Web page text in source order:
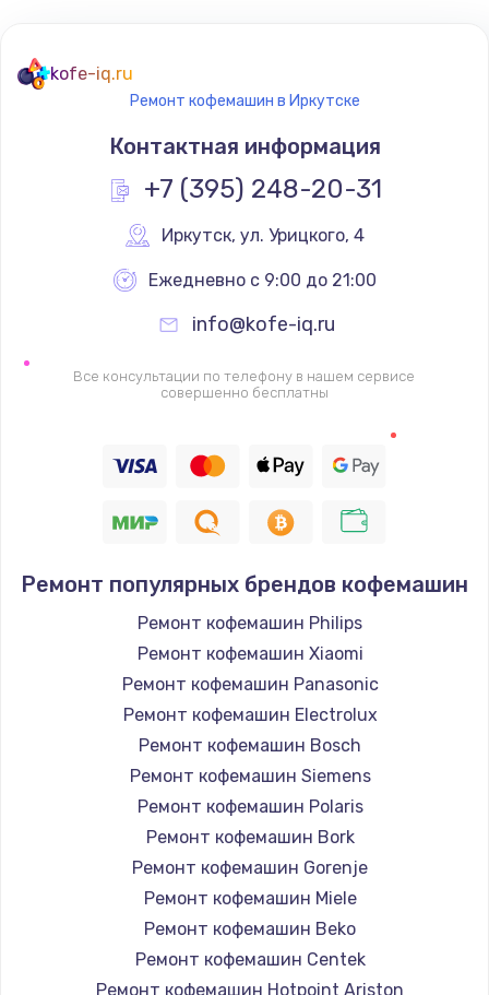
kofe-iq.ru
Ремонт кофемашин в Иркутске
Контактная информация
+7 (395) 248-20-31
Иркутск, ул. Урицкого, 4
Ежедневно с 9:00 до 21:00
info@kofe-iq.ru
Все консультации по телефону в нашем сервисе
совершенно бесплатны
Ремонт популярных брендов кофемашин
Ремонт кофемашин Philips
Ремонт кофемашин Xiaomi
Ремонт кофемашин Panasonic
Ремонт кофемашин Electrolux
Ремонт кофемашин Bosch
Ремонт кофемашин Siemens
Ремонт кофемашин Polaris
Ремонт кофемашин Bork
Ремонт кофемашин Gorenje
Ремонт кофемашин Miele
Ремонт кофемашин Beko
Ремонт кофемашин Centek
Ремонт кофемашин Hotpoint Ariston